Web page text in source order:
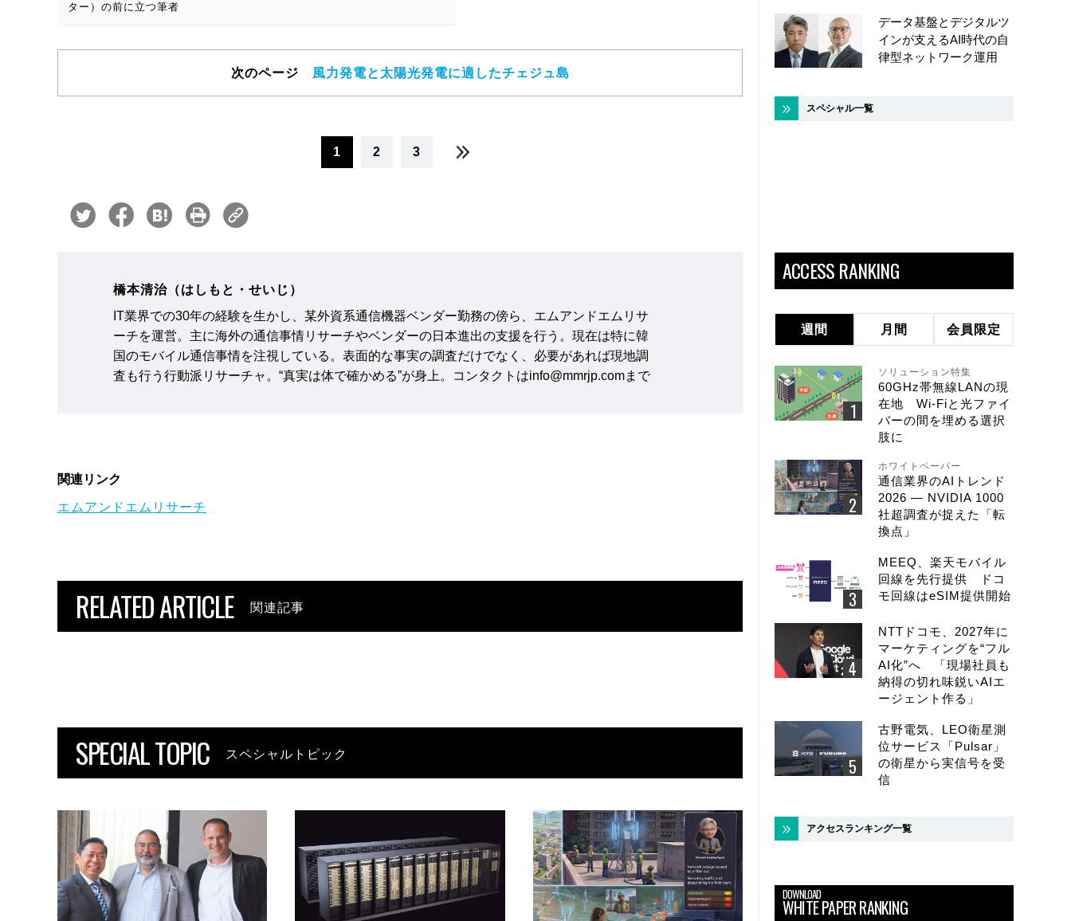
ター）の前に立つ筆者
次のページ 風力発電と太陽光発電に適したチェジュ島
1 2 3
橋本清治（はしもと・せいじ）
IT業界での30年の経験を生かし、某外資系通信機器ベンダー勤務の傍ら、エムアンドエムリサ
ーチを運営。主に海外の通信事情リサーチやベンダーの日本進出の支援を行う。現在は特に韓
国のモバイル通信事情を注視している。表面的な事実の調査だけでなく、必要があれば現地調
査も行う行動派リサーチャ。“真実は体で確かめる”が身上。コンタクトはinfo@mmrjp.comまで
関連リンク
エムアンドエムリサーチ
RELATED ARTICLE 関連記事
SPECIAL TOPIC スペシャルトピック
データ基盤とデジタルツ
インが支えるAI時代の自
律型ネットワーク運用
スペシャル一覧
ACCESS RANKING
週間 月間 会員限定
ソリューション特集
60GHz帯無線LANの現
在地 Wi-Fiと光ファイ
バーの間を埋める選択
肢に
ホワイトペーパー
通信業界のAIトレンド
2026 ― NVIDIA 1000
社超調査が捉えた「転
換点」
MEEQ、楽天モバイル
回線を先行提供 ドコ
モ回線はeSIM提供開始
NTTドコモ、2027年に
マーケティングを“フル
AI化”へ 「現場社員も
納得の切れ味鋭いAIエ
ージェント作る」
古野電気、LEO衛星測
位サービス「Pulsar」
の衛星から実信号を受
信
アクセスランキング一覧
DOWNLOAD
WHITE PAPER RANKING